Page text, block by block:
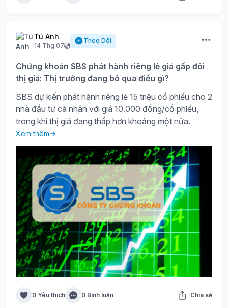
Tú Anh
14 Thg 07
Theo Dõi
Chứng khoán SBS phát hành riêng lẻ giá gấp đôi
thị giá: Thị trường đang bỏ qua điều gì?
SBS dự kiến phát hành riêng lẻ 15 triệu cổ phiếu cho 2
nhà đầu tư cá nhân với giá 10.000 đồng/cổ phiếu,
trong khi thị giá đang thấp hơn khoảng một nửa.
Xem thêm
0 Yêu thích 0 Bình luận Chia sẻ